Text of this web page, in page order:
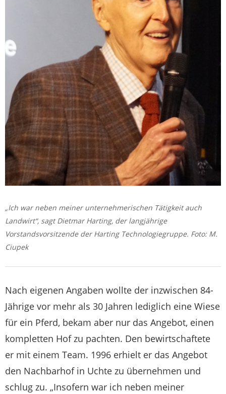
„Ich war neben meiner unternehmerischen Tätigkeit auch
Landwirt“, sagt Dietmar Harting, der langjährige
Vorstandsvorsitzende der Harting Technologiegruppe. Foto: M.
Ciupek
Nach eigenen Angaben wollte der inzwischen 84-
Jährige vor mehr als 30 Jahren lediglich eine Wiese
für ein Pferd, bekam aber nur das Angebot, einen
kompletten Hof zu pachten. Den bewirtschaftete
er mit einem Team. 1996 erhielt er das Angebot
den Nachbarhof in Uchte zu übernehmen und
schlug zu. „Insofern war ich neben meiner